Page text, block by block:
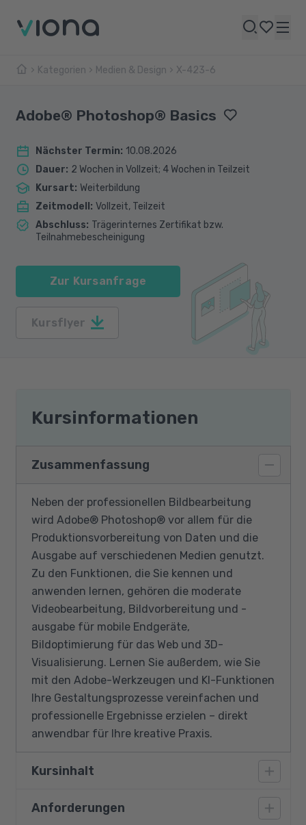
Kategorien Medien & Design X-423-6
Adobe® Photoshop® Basics
Nächster Termin: 10.08.2026
Dauer: 2 Wochen in Vollzeit; 4 Wochen in Teilzeit
Kursart: Weiterbildung
Zeitmodell : Vollzeit, Teilzeit
Abschluss: Trägerinternes Zertifikat bzw.
Teilnahmebescheinigung
Zur Kursanfrage
Kursflyer
Kursinformationen
Zusammenfassung
Neben der professionellen Bildbearbeitung
wird Adobe® Photoshop® vor allem für die
Produktionsvorbereitung von Daten und die
Ausgabe auf verschiedenen Medien genutzt.
Zu den Funktionen, die Sie kennen und
anwenden lernen, gehören die moderate
Videobearbeitung, Bildvorbereitung und -
ausgabe für mobile Endgeräte,
Bildoptimierung für das Web und 3D-
Visualisierung. Lernen Sie außerdem, wie Sie
mit den Adobe-Werkzeugen und KI-Funktionen
Ihre Gestaltungsprozesse vereinfachen und
professionelle Ergebnisse erzielen – direkt
anwendbar für Ihre kreative Praxis.
Kursinhalt
Photoshop® im Überblick
Anforderungen